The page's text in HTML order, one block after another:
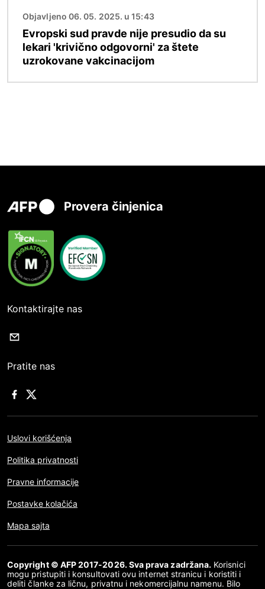
Objavljeno 06. 05. 2025. u 15:43
Evropski sud pravde nije presudio da su
lekari 'krivično odgovorni' za štete
uzrokovane vakcinacijom
Provera činjenica
Kontaktirajte nas
Pratite nas
Uslovi korišćenja
Politika privatnosti
Pravne informacije
Postavke kolačića
Mapa sajta
Copyright © AFP 2017-2026. Sva prava zadržana. Korisnici
mogu pristupiti i konsultovati ovu internet stranicu i koristiti i
deliti članke za ličnu, privatnu i nekomercijalnu namenu. Bilo